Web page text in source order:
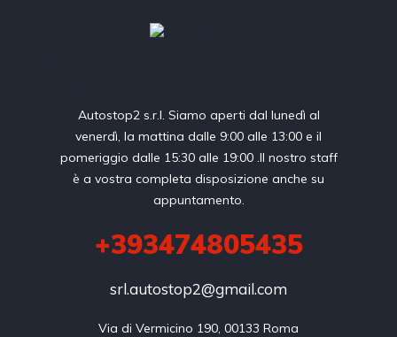
Autostop2 s.r.l. Siamo aperti dal lunedì al
venerdì, la mattina dalle 9:00 alle 13:00 e il
pomeriggio dalle 15:30 alle 19:00 .Il nostro staff
è a vostra completa disposizione anche su
appuntamento.
+393474805435
srl.autostop2@gmail.com
Via di Vermicino 190, 00133 Roma